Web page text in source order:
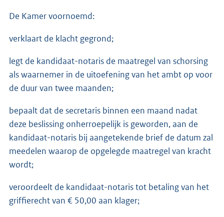
De Kamer voornoemd:
verklaart de klacht gegrond;
legt de kandidaat-notaris de maatregel van schorsing
als waarnemer in de uitoefening van het ambt op voor
de duur van twee maanden;
bepaalt dat de secretaris binnen een maand nadat
deze beslissing onherroepelijk is geworden, aan de
kandidaat-notaris bij aangetekende brief de datum zal
meedelen waarop de opgelegde maatregel van kracht
wordt;
veroordeelt de kandidaat-notaris tot betaling van het
griffierecht van € 50,00 aan klager;